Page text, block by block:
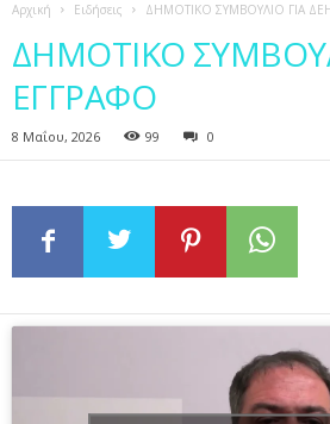
Αρχική Ειδήσεις ΔΗΜΟΤΙΚΟ ΣΥΜΒΟΥΛΙΟ ΓΙΑ
ΔΗΜΟΤΙΚΟ
ΕΓΓΡΑΦΟ
8 Μαΐου, 2026 99 0